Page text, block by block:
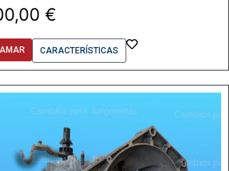
€
CARACTERÍSTICAS